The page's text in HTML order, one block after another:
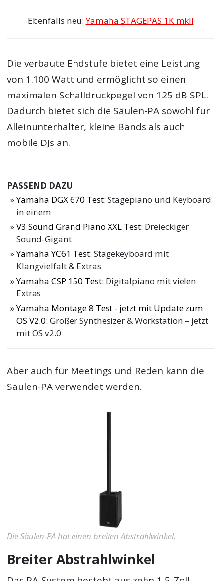
Ebenfalls neu:Yamaha STAGEPAS 1K mkII
Die verbaute Endstufe bietet eine Leistung
von 1.100 Watt und ermöglicht so einen
maximalen Schalldruckpegel von 125 dB SPL.
Dadurch bietet sich die Säulen-PA sowohl für
Alleinunterhalter, kleine Bands als auch
mobile DJs an.
PASSEND DAZU
Yamaha DGX 670 Test: Stagepiano und Keyboard
in einem
V3 Sound Grand Piano XXL Test: Dreieckiger
Sound-Gigant
Yamaha YC61 Test: Stagekeyboard mit
Klangvielfalt & Extras
Yamaha CSP 150 Test: Digitalpiano mit vielen
Extras
Yamaha Montage 8 Test - jetzt mit Update zum
OS V2.0: Großer Synthesizer & Workstation – jetzt
mit OS v2.0
Aber auch für Meetings und Reden kann die
Säulen-PA verwendet werden.
Die Säulen-PA hat einen breiten Abstrahlwinkel.
Breiter Abstrahlwinkel